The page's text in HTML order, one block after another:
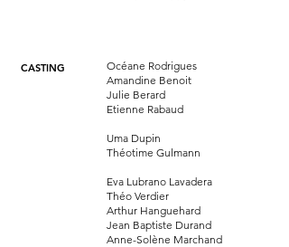
CASTING
Océane Rodrigues
Amandine Benoit
Julie Berard
Etienne Rabaud
Uma Dupin
Théotime Gulmann
Eva Lubrano Lavadera
Théo Verdier
Arthur Hanguehard
Jean Baptiste Durand
Anne-Solène Marchand